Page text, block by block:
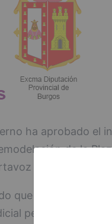
ha aprobado el
de la
del Equipo de
que el
pertinente y que